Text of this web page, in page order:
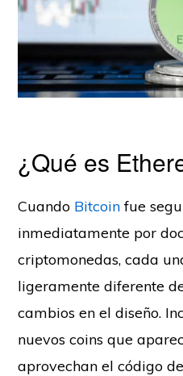
¿Qué es
Cuando Bitcoinfue
inmediatamente por
criptomonedas, cada
ligeramente diferente
cambios en el diseño.
nuevos coins que
aprovechan el código